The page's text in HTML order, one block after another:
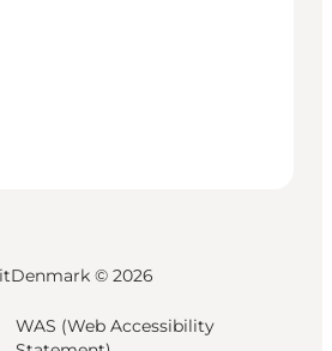
© 2026
WAS (Web Accessibility